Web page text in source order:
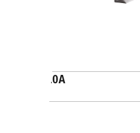
A1520A